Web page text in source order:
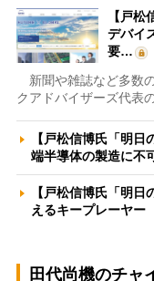
【戸
デバイ
要…
新聞や雑誌など多数
クアドバイザーズ代表
【戸松信博氏「明
端半導体の製造に不
【戸松信博氏「明
えるキープレーヤ
田代尚機のチャ